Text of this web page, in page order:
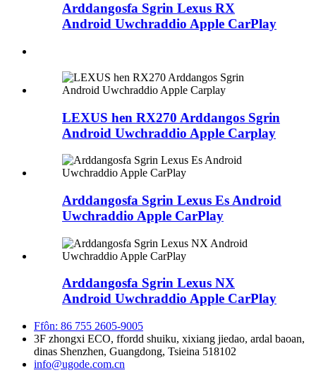
Arddangosfa Sgrin Lexus RX
Android Uwchraddio Apple CarPlay
LEXUS hen RX270 Arddangos Sgrin
Android Uwchraddio Apple Carplay
Arddangosfa Sgrin Lexus Es Android
Uwchraddio Apple CarPlay
Arddangosfa Sgrin Lexus NX
Android Uwchraddio Apple CarPlay
Ffôn: 86 755 2605-9005
3F zhongxi ECO, ffordd shuiku, xixiang jiedao, ardal baoan,
dinas Shenzhen, Guangdong, Tsieina 518102
info@ugode.com.cn